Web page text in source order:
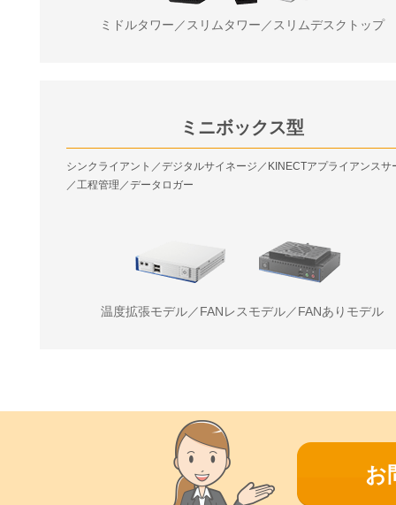
ミドルタワー／スリムタワー／スリムデスクトップ
ミニボックス型
シンクライアント／デジタルサイネージ／KINECTアプライアンスサ
／工程管理／データロガー
温度拡張モデル／FANレスモデル／FANありモデル
お